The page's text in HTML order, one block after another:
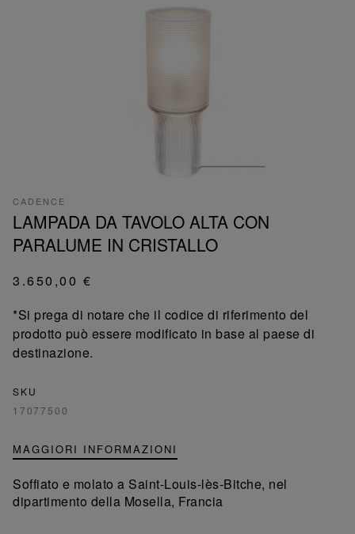
CADENCE
LAMPADA DA TAVOLO ALTA CON
PARALUME IN CRISTALLO
3.650,00 €
*Si prega di notare che il codice di riferimento del
prodotto può essere modificato in base al paese di
destinazione.
SKU
17077500
MAGGIORI INFORMAZIONI
Soffiato e molato a Saint-Louis-lès-Bitche, nel
dipartimento della Mosella, Francia